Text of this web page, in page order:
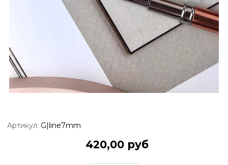
Артикул: G|line7mm
420,00 руб